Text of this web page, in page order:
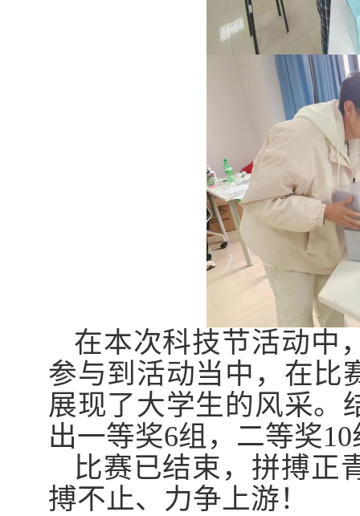
在本次科技节活动中
参与到活动当中，在比
展现了大学生的风采。
出一等奖6组，二等奖10
比赛已结束，拼搏正
搏不止、力争上游！